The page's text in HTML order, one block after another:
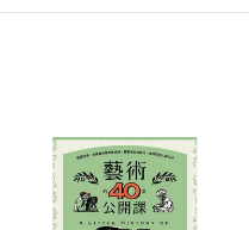
解除權合理例外情事適用
銷售之商品為電子書，
天市場，並於「我的訂單
後將為您辦理退款事宜。
登入帳號
Login